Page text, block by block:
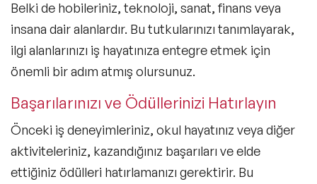
Belki de hobileriniz, teknoloji, sanat, finans veya
insana dair alanlardır. Bu tutkularınızı tanımlayarak,
ilgi alanlarınızı iş hayatınıza entegre etmek için
önemli bir adım atmış olursunuz.
Başarılarınızı ve Ödüllerinizi Hatırlayın
Önceki iş deneyimleriniz, okul hayatınız veya diğer
aktiviteleriniz, kazandığınız başarıları ve elde
ettiğiniz ödülleri hatırlamanızı gerektirir. Bu